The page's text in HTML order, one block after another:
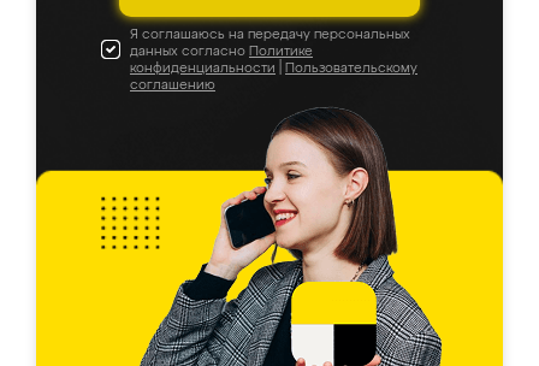
Я соглашаюсь на передачу персональных
данных согласно Политике
конфиденциальности
Пользовательскому
соглашению